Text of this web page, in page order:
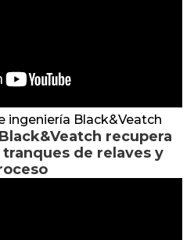
ingeniería Black&Veatch
recupera
de relaves y